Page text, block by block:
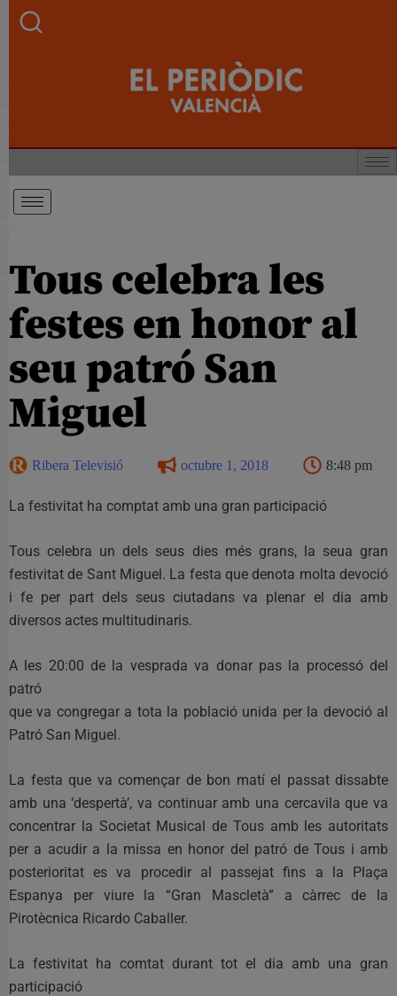
Tous celebra les
festes en honor al
seu patró San
Miguel
Ribera Televisió octubre 1, 2018 8:48 pm
La festivitat ha comptat amb una gran participació
Tous celebra un dels seus dies més grans, la seua gran
festivitat de Sant Miguel. La festa que denota molta devoció
i fe per part dels seus ciutadans va plenar el dia amb
diversos actes multitudinaris.
A les 20:00 de la vesprada va donar pas la processó del
patró
que va congregar a tota la població unida per la devoció al
Patró San Miguel.
La festa que va començar de bon matí el passat dissabte
amb una ‘despertà’, va continuar amb una cercavila que va
concentrar la Societat Musical de Tous amb les autoritats
per a acudir a la missa en honor del patró de Tous i amb
posterioritat es va procedir al passejat fins a la Plaça
Espanya per viure la “Gran Mascletà” a càrrec de la
Pirotècnica Ricardo Caballer.
La festivitat ha comtat durant tot el dia amb una gran
participació